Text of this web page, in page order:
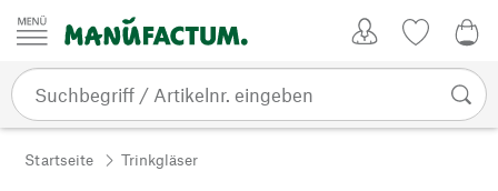
Zum Inhalt springen
Startseite Trinkgläser